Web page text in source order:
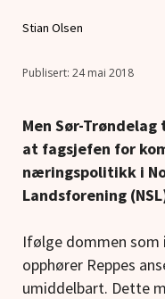
Stian Olsen
24 mai 2018
Men Sør-
at fagsjefen for
næringspolitikk i
Landsforening
Ifølge dommen
opphører Reppes
umiddelbart. Dette